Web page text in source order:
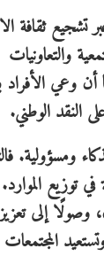
تشجيع ثقافة
والتعاونيات
أن وعي الأفراد
النقد الوطني.
ومسؤولية.
توزيع الموارد.
وصولًا إلى
المجتمعات